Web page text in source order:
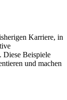
Karriere, in
Diese Beispiele
und machen